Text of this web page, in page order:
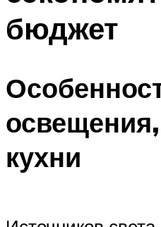
бюджет
кухни